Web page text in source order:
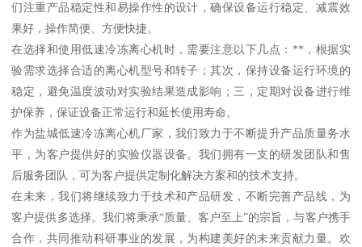
们注重产品稳定性和易操作性的设计，确保设备运行稳定、减震效
果好，操作简便、方便快捷。
在选择和使用低速冷冻离心机时，需要注意以下几点：**，根据实
验需求选择合适的离心机型号和转子；其次，保持设备运行环境的
稳定，避免温度波动对实验结果造成影响；三，定期对设备进行维
护保养，保证设备正常运行和延长使用寿命。
作为盐城低速冷冻离心机厂家，我们致力于不断提升产品质量务水
平，为客户提供好的实验仪器设备。我们拥有一支的研发团队和售
后服务团队，可为客户提供定制化解决方案和的技术支持。
在未来，我们将继续致力于技术和产品研发，不断完善产品线，为
客户提供多选择。我们将秉承“质量、客户至上”的宗旨，与客户携手
合作，共同推动科研事业的发展，为构建美好的未来贡献力量。欢